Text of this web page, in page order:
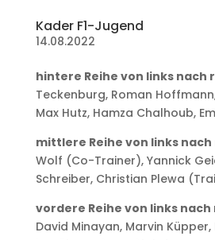
Kader F1-Jugend
14.08.2022
hintere Reihe von links nach
Teckenburg, Roman
Max Hutz, Hamza Chalhoub,
mittlere Reihe von links
Wolf (Co-Trainer), Yannick
Schreiber, Christian Plewa
vordere Reihe von links
David Minayan, Marvin Küpper,